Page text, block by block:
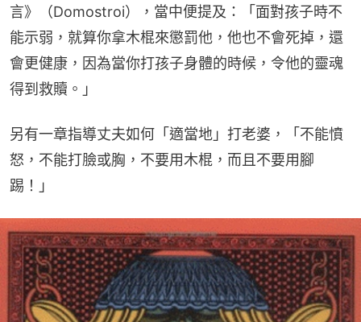
言》（Domostroi），當中便提及：「面對孩子時不
能示弱，就算你拿木棍來懲罰他，他也不會死掉，還
會更健康，因為當你打孩子身體的時候，令他的靈魂
得到救贖。」
另有一章指導丈夫如何「適當地」打老婆，「不能憤
怒，不能打臉或胸，不要用木棍，而且不要用腳
踢！」